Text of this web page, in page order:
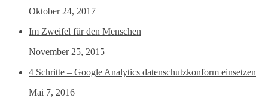
Oktober 24, 2017
Im Zweifel für den Menschen
November 25, 2015
4 Schritte – Google Analytics datenschutzkonform einsetzen
Mai 7, 2016